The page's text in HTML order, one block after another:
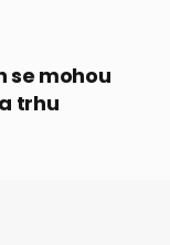
se mohou
trhu